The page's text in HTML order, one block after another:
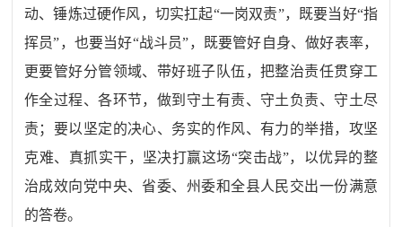
动、锤炼过硬作风，切实扛起“一岗双责”，既要当好“指
挥员”，也要当好“战斗员”，既要管好自身、做好表率，
更要管好分管领域、带好班子队伍，把整治责任贯穿工
作全过程、各环节，做到守土有责、守土负责、守土尽
责；要以坚定的决心、务实的作风、有力的举措，攻坚
克难、真抓实干，坚决打赢这场“突击战”，以优异的整
治成效向党中央、省委、州委和全县人民交出一份满意
的答卷。